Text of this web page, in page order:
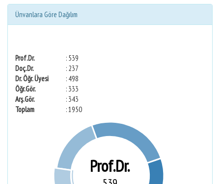
Ünvanlara Göre Dağılım
Prof.Dr.
: 539
Doç.Dr.
: 237
Dr. Öğr. Üyesi
: 498
Öğr.Gör.
: 333
Arş.Gör.
: 343
Toplam
: 1950
Prof.Dr.